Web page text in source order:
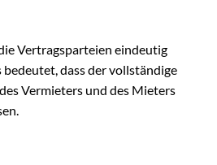
Vertragsparteien eindeutig
dass der vollständige
Vermieters und des Mieters